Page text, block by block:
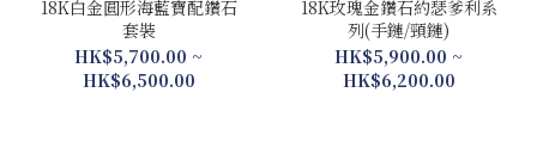
18K白金圓形海藍寶配鑽石
套裝
HK$5,700.00 ~
HK$6,500.00
18K玫瑰金鑽石約瑟爹利系
列(手鏈/頸鏈)
HK$5,900.00 ~
HK$6,200.00